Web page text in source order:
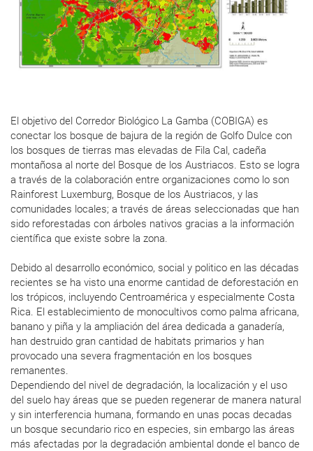
El objetivo del Corredor Biológico La Gamba (COBIGA) es
conectar los bosque de bajura de la región de Golfo Dulce con
los bosques de tierras mas elevadas de Fila Cal, cadeña
montañosa al norte del Bosque de los Austriacos. Esto se logra
a través de la colaboración entre organizaciones como lo son
Rainforest Luxemburg, Bosque de los Austriacos, y las
comunidades locales; a través de áreas seleccionadas que han
sido reforestadas con árboles nativos gracias a la información
científica que existe sobre la zona.
Debido al desarrollo económico, social y politico en las décadas
recientes se ha visto una enorme cantidad de deforestación en
los trópicos, incluyendo Centroamérica y especialmente Costa
Rica. El establecimiento de monocultivos como palma africana,
banano y piña y la ampliación del área dedicada a ganadería,
han destruido gran cantidad de habitats primarios y han
provocado una severa fragmentación en los bosques
remanentes.
Dependiendo del nivel de degradación, la localización y el uso
del suelo hay áreas que se pueden regenerar de manera natural
y sin interferencia humana, formando en unas pocas decadas
un bosque secundario rico en especies, sin embargo las áreas
más afectadas por la degradación ambiental donde el banco de